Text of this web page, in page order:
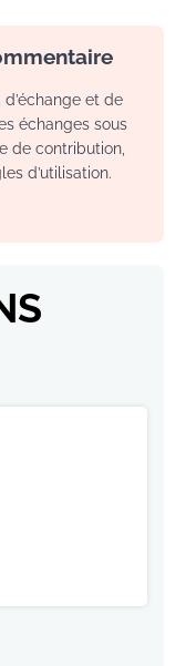
et de
échanges sous
de contribution,
d’utilisation.